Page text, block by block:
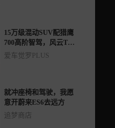
15万级混动SUV配猎鹰
700高阶智驾，风云T9L
成为多数人首选
爱车觉罗PLUS
就冲座椅和驾驶，我愿
意开蔚来ES6去远方
追梦商店